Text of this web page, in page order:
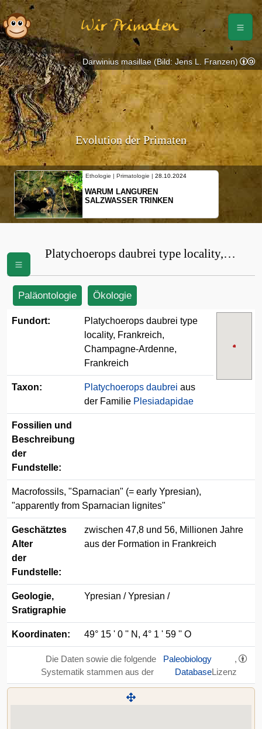
Wir Primaten
Evolution der Primaten
Ethologie | Primatologie | 28.10.2024
WARUM LANGUREN
SALZWASSER TRINKEN
Darwinius masillae (Bild: Jens L. Franzen)
Platychoerops daubrei type locality,
Paläontologie Ökologie
Fundort:
Platychoerops daubrei type
locality, Frankreich,
Champagne-Ardenne,
Frankreich
Taxon: Platychoerops daubrei aus
der Familie Plesiadapidae
Fossilien und
Beschreibung
der
Fundstelle:
Macrofossils, "Sparnacian" (= early Ypresian),
"apparently from Sparnacian lignites"
Geschätztes
Alter
der
Fundstelle:
zwischen 47,8 und 56, Millionen Jahre
aus der Formation in Frankreich
Geologie,
Sratigraphie
Ypresian / Ypresian /
Koordinaten: 49° 15 ' 0 '' N, 4° 1 ' 59 '' O
Die Daten sowie die folgende
Systematik stammen aus der
Paleobiology
Database
,
Lizenz